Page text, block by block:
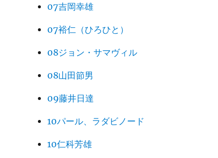
07吉岡幸雄
07裕仁（ひろひと）
08ジョン・サマヴィル
08山田節男
09藤井日達
10パール、ラダビノード
10仁科芳雄